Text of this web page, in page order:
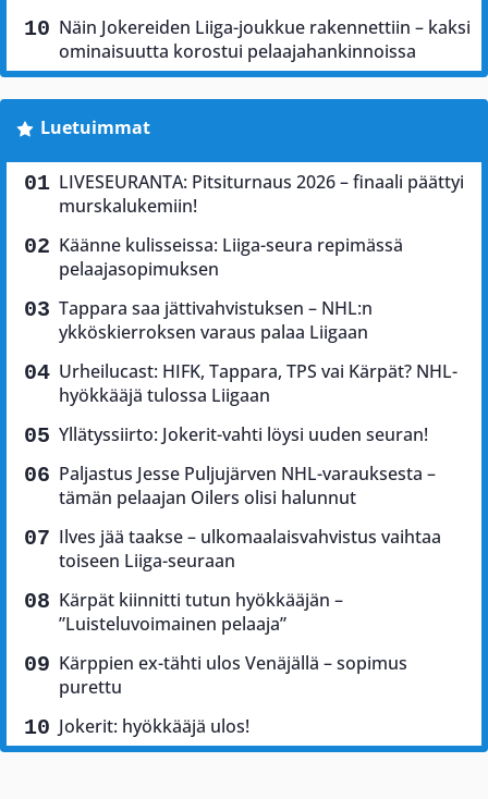
Näin Jokereiden Liiga-joukkue rakennettiin – kaksi
ominaisuutta korostui pelaajahankinnoissa
Luetuimmat
LIVESEURANTA: Pitsiturnaus 2026 – finaali päättyi
murskalukemiin!
Käänne kulisseissa: Liiga-seura repimässä
pelaajasopimuksen
Tappara saa jättivahvistuksen – NHL:n
ykköskierroksen varaus palaa Liigaan
Urheilucast: HIFK, Tappara, TPS vai Kärpät? NHL-
hyökkääjä tulossa Liigaan
Yllätyssiirto: Jokerit-vahti löysi uuden seuran!
Paljastus Jesse Puljujärven NHL-varauksesta –
tämän pelaajan Oilers olisi halunnut
Ilves jää taakse – ulkomaalaisvahvistus vaihtaa
toiseen Liiga-seuraan
Kärpät kiinnitti tutun hyökkääjän –
”Luisteluvoimainen pelaaja”
Kärppien ex-tähti ulos Venäjällä – sopimus
purettu
Jokerit: hyökkääjä ulos!